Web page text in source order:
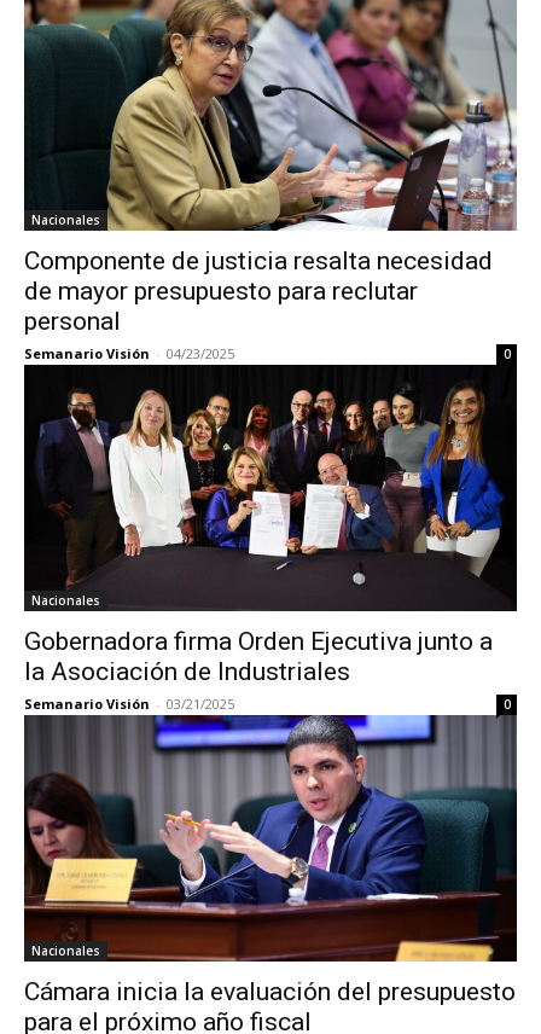
Nacionales
Componente de justicia resalta necesidad
de mayor presupuesto para reclutar
personal
Semanario Visión - 04/23/2025 0
Nacionales
Gobernadora firma Orden Ejecutiva junto a
la Asociación de Industriales
Semanario Visión - 03/21/2025 0
Nacionales
Cámara inicia la evaluación del presupuesto
para el próximo año fiscal